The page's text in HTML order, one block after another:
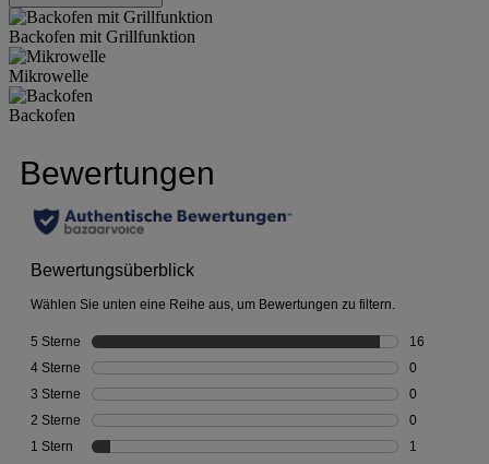
Backofen mit Grillfunktion
Mikrowelle
Backofen